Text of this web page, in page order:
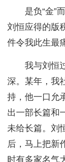
是负“金”
刘恒应得的版
件令我此生最
我与刘恒
深。某年，我
持，他一口允
出一部长篇和
未给长篇。刘
后，马上把新
时有多家名气